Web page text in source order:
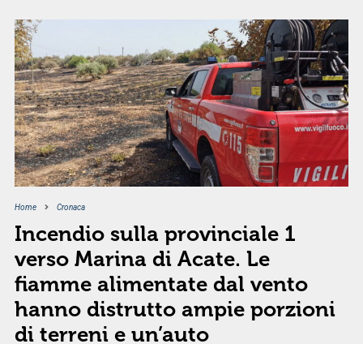
Home Cronaca
Incendio sulla provinciale 1
verso Marina di Acate. Le
fiamme alimentate dal vento
hanno distrutto ampie porzioni
di terreni e un’auto